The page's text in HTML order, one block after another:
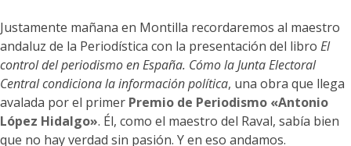
Justamente mañana en Montilla recordaremos al maestro
andaluz de la Periodística con la presentación del libro El
control del periodismo en España. Cómo la Junta Electoral
Central condiciona la información política, una obra que llega
avalada por el primer Premio de Periodismo «Antonio
López Hidalgo». Él, como el maestro del Raval, sabía bien
que no hay verdad sin pasión. Y en eso andamos.